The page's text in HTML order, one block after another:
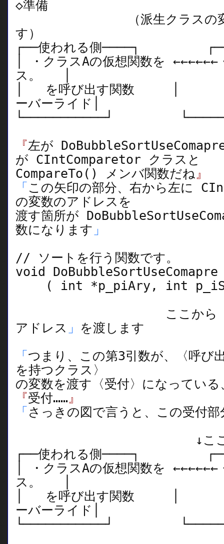
◇準備
（派生クラスの変数の
す）
┌──使われる側────┐
│ ・クラスAの仮想関数を ←←←←←←
ス。 │
│ を呼び出す関数 │ │
ーバーライド│
└───────────┘
『左が
が CIntComparetor クラスと
CompareTo() メンバ関数だね』
「この矢印の部分、右から左に
の変数のアドレスを
渡す箇所が
数になります 」
// ソートを行う関数です。
void DoBubbleSortUseComapre
( int *p_piAry, int
ここから
アドレス 」 を渡します
「つまり、この第3引数が、〈呼び
を持つクラス〉
の変数を渡す〈受付〉になってい
『受付……』
「さっきの図で言うと、この受付部
↓こ
┌──使われる側────┐
│ ・クラスAの仮想関数を ←←←←←←
ス。 │
│ を呼び出す関数 │ │
ーバーライド│
└───────────┘